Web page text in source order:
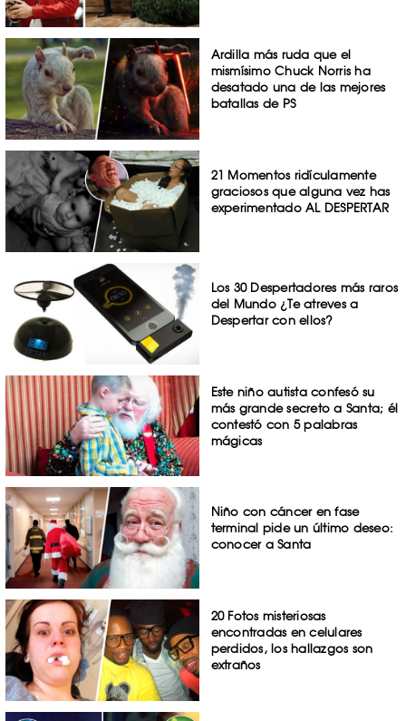
Ardilla más ruda que el
mismísimo Chuck Norris ha
desatado una de las mejores
batallas de PS
21 Momentos ridículamente
graciosos que alguna vez has
experimentado AL DESPERTAR
Los 30 Despertadores más raros
del Mundo ¿Te atreves a
Despertar con ellos?
Este niño autista confesó su
más grande secreto a Santa; él
contestó con 5 palabras
mágicas
Niño con cáncer en fase
terminal pide un último deseo:
conocer a Santa
20 Fotos misteriosas
encontradas en celulares
perdidos, los hallazgos son
extraños